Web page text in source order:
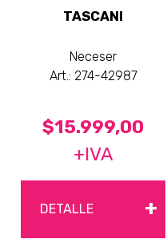
TASCANI
Neceser
Art.: 274-42987
$15.999,00
+IVA
DETALLE +